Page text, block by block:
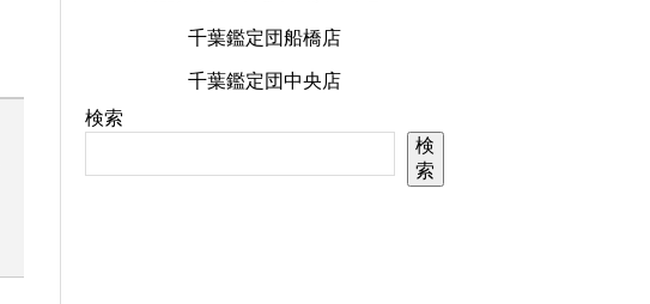
千葉鑑定団船橋店
千葉鑑定団中央店
検索
検
索